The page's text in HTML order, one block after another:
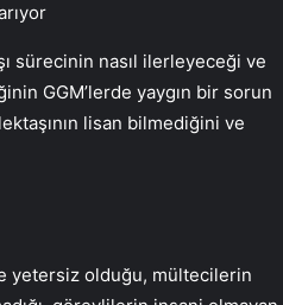
sürecinin nasıl ilerleyeceği ve
GGM’lerde yaygın bir sorun
lisan bilmediğini ve
yetersiz olduğu, mültecilerin